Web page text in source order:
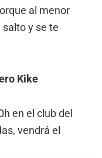
al menor
y se te
Kike
en el club del
vendrá el